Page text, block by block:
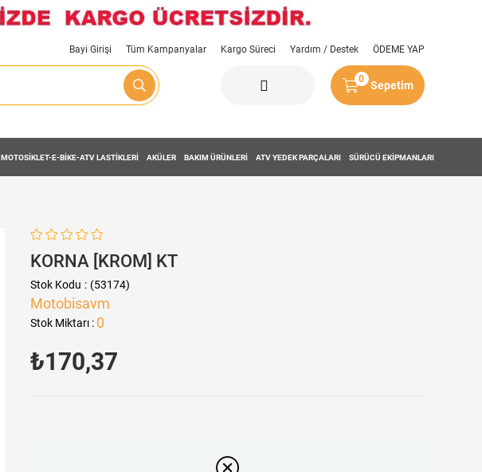
Sepetim
0
Bayi Girişi Tüm Kampanyalar Kargo Süreci Yardım / Destek ÖDEME YAP
MOTOSİKLET-E-BİKE-ATV LASTİKLERİ AKÜLER BAKIM ÜRÜNLERİ ATV YEDEK PARÇALARI SÜRÜCÜ EKİPMANLARI
KORNA [KROM] KT
Stok Kodu (53174)
Motobisavm
Stok Miktarı : 0
₺170,37